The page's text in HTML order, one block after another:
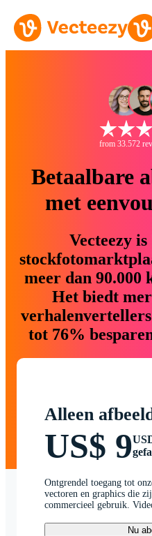
from 33.572
Betaalbare
met
Vecteezy
meer dan
Het biedt
verhalenvertellers
tot 76%
Alleen
US$ 9
Ontgrendel toegang tot
vectoren en graphics die
commercieel gebruik.
Nu